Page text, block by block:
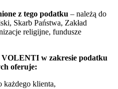
z tego podatku – należą do
Skarb Państwa, Zakład
religijne, fundusze
w zakresie podatku
oferuje:
każdego klienta,